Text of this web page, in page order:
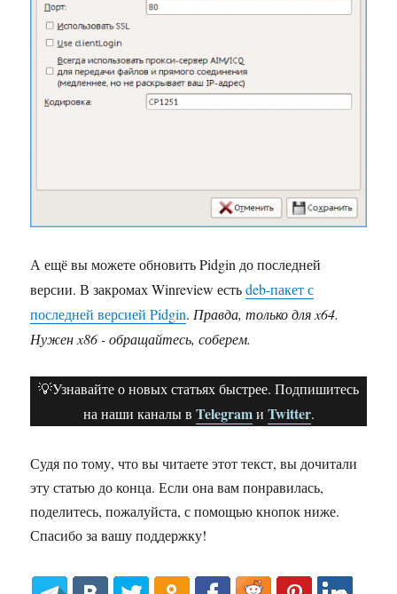
А ещё вы можете обновить Pidgin до последней
версии. В закромах Winreview естьdeb-пакет с
последней версией Pidgin.Правда, только для x64.
Нужен x86 - обращайтесь, соберем.
💡Узнавайте о новых статьях быстрее. Подпишитесь
на наши каналы в Telegramи Twitter.
Судя по тому, что вы читаете этот текст, вы дочитали
эту статью до конца. Если она вам понравилась,
поделитесь, пожалуйста, с помощью кнопок ниже.
Спасибо за вашу поддержку!